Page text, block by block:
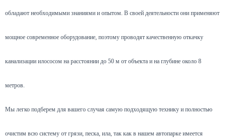
обладают необходимыми знаниями и опытом. В своей деятельности они применяют
мощное современное оборудование, поэтому проводят качественную откачку
канализации илососом на расстоянии до 50 м от объекта и на глубине около 8
метров.
Мы легко подберем для вашего случая самую подходящую технику и полностью
очистим всю систему от грязи, песка, ила, так как в нашем автопарке имеется